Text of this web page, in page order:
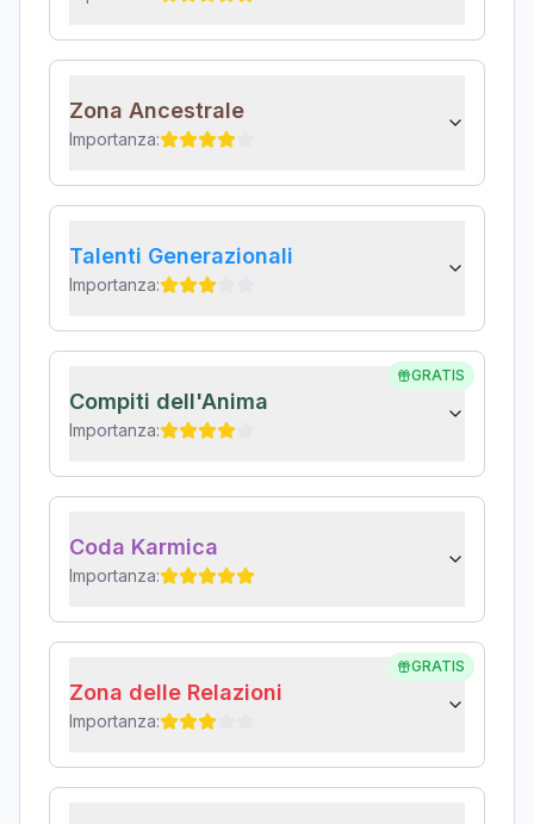
Zona Ancestrale
Importanza:
Talenti Generazionali
Importanza:
GRATIS
Compiti dell'Anima
Importanza:
Coda Karmica
Importanza:
GRATIS
Zona delle Relazioni
Importanza: